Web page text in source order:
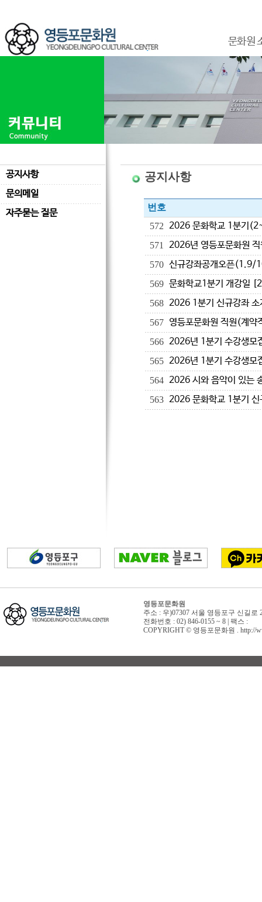
문화원
공지사항
문의메일
자주묻는 질문
공지사항
번호
572 2026 문화학교 1분기
571 2026년 영등포문화원
570 신규강좌공개오픈(1.9/
569 문화학교1분기 개강일
568 2026 1분기 신규강좌 소
567 영등포문화원 직원(계약
566 2026년 1분기 수강생모
565 2026년 1분기 수강생모
564 2026 시와 음악이 있는
563 2026 문화학교 1분기 신
영등포문화원
주소 : 우)07307 서울 영등포구 신길
전화번호 : 02) 846-0155 ~ 8 | 팩스 :
COPYRIGHT © 영등포문화원 . http://